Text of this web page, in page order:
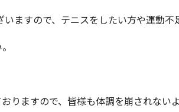
ますので、テニスをしたい方や運動
りますので、皆様も体調を崩されない